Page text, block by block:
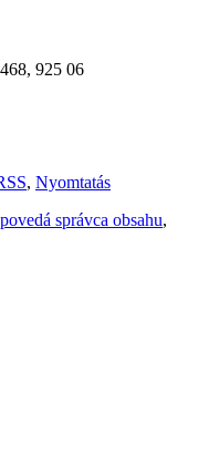
925 06
, Nyomtatás
správca obsahu,